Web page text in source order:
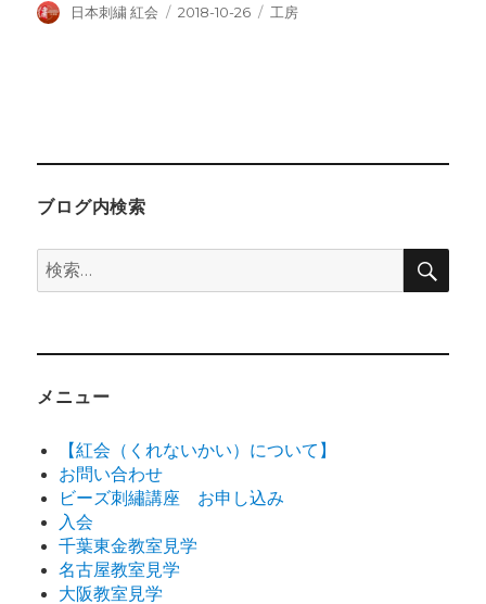
投
日本刺繍 紅会
投
2018-10-26
カ
工房
ブログ内検索
検
索:
検
メニュー
【紅会（くれないかい）について】
お問い合わせ
ビーズ刺繡講座 お申し込み
入会
千葉東金教室見学
名古屋教室見学
大阪教室見学